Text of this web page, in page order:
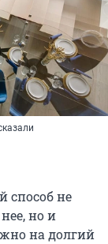
способ не
но и
на долгий